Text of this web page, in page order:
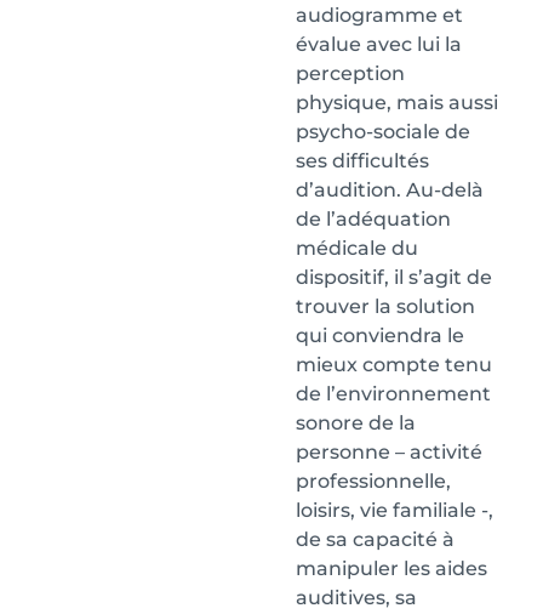
audiogramme et
évalue avec lui la
perception
physique, mais aussi
psycho-sociale de
ses difficultés
d’audition. Au-delà
de l’adéquation
médicale du
dispositif, il s’agit de
trouver la solution
qui conviendra le
mieux compte tenu
de l’environnement
sonore de la
personne – activité
professionnelle,
loisirs, vie familiale -,
de sa capacité à
manipuler les aides
auditives, sa